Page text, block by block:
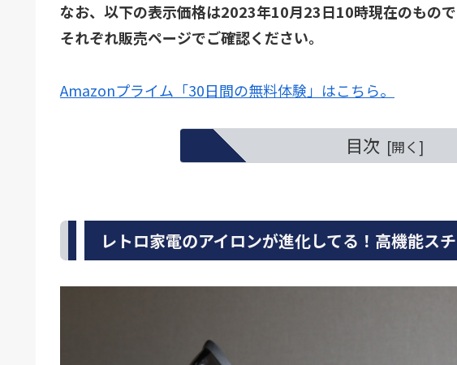
なお、以下の表示価格は2023年10月23日10時現在のもので
それぞれ販売ページでご確認ください。
Amazonプライム「30日間の無料体験」はこちら。
目次
レトロ家電のアイロンが進化してる！高機能ス